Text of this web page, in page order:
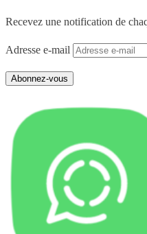
Recevez une notification de
Adresse e-mail
Abonnez-vous